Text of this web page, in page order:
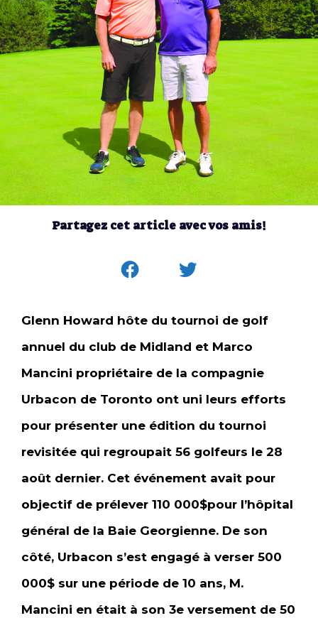
Partagez cet article avec vos amis!
Glenn Howard hôte du tournoi de golf
annuel du club de Midland et Marco
Mancini propriétaire de la compagnie
Urbacon de Toronto ont uni leurs efforts
pour présenter une édition du tournoi
revisitée qui regroupait 56 golfeurs le 28
août dernier. Cet événement avait pour
objectif de prélever 110 000$pour l’hôpital
général de la Baie Georgienne. De son
côté, Urbacon s’est engagé à verser 500
000$ sur une période de 10 ans, M.
Mancini en était à son 3e versement de 50